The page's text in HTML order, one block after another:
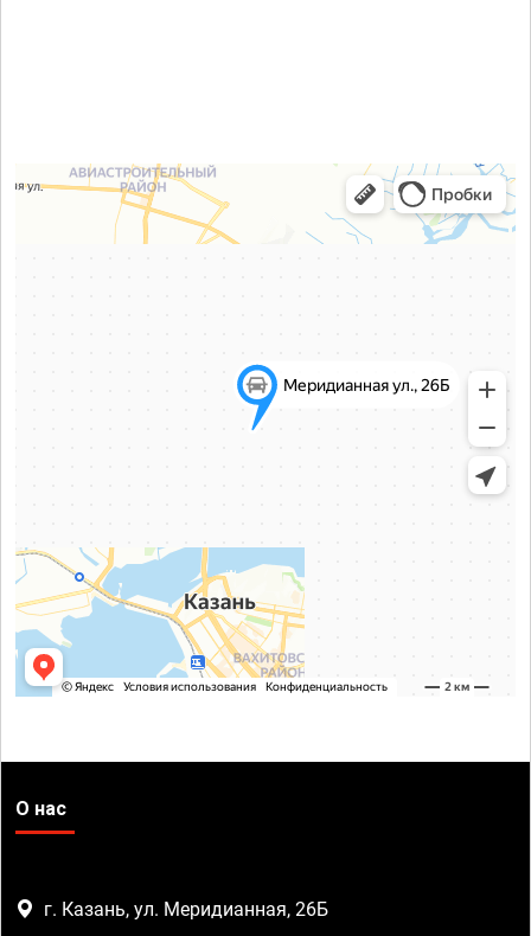
О нас
г. Казань, ул. Меридианная, 26Б